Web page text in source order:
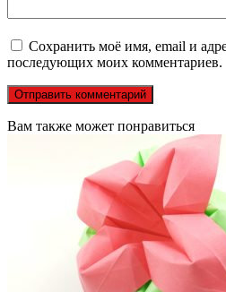
Сохранить моё имя, email и
последующих моих комментариев.
Вам также может понравиться